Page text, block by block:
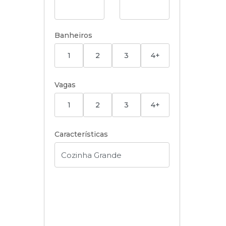
Banheiros
1 2 3 4+
Vagas
1 2 3 4+
Características